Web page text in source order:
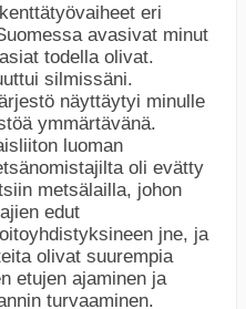
eri
avasivat minut
todella olivat.
silmissäni.
näyttäytyi minulle
ymmärtävänä.
luoman
oli evätty
metsälailla, johon
edut
jne, ja
olivat suurempia
etujen ajaminen ja
turvaaminen.